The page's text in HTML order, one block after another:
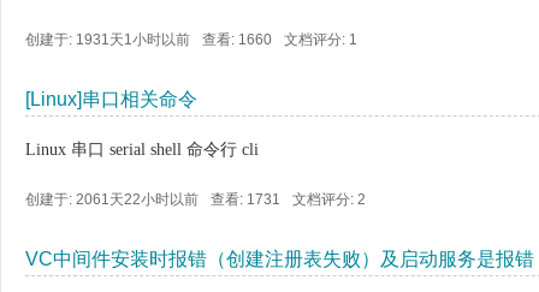
创建于: 1931天1小时以前 查看: 1660 文档评分: 1
[Linux]串口相关命令
Linux 串口 serial shell 命令行 cli
创建于: 2061天22小时以前 查看: 1731 文档评分: 2
VC中间件安装时报错（创建注册表失败）及启动服务是报